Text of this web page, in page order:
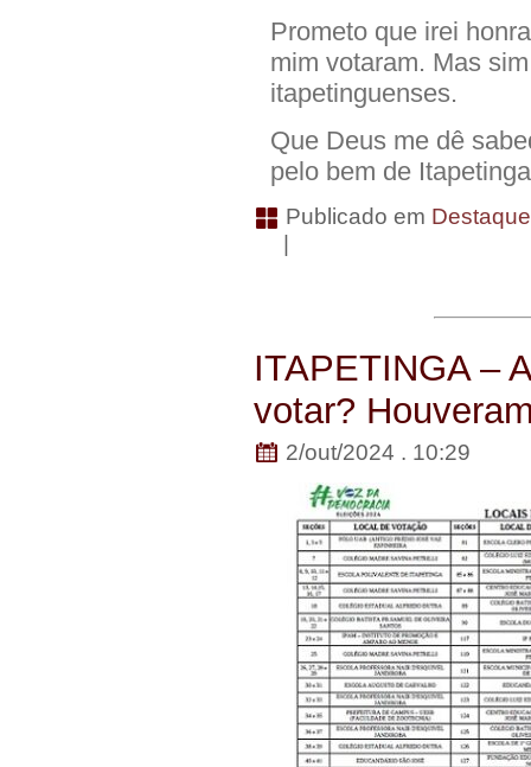
Prometo que irei
mim votaram. Mas
itapetinguenses.
Que Deus me dê
pelo bem de
Publicado em
ITAPETINGA –
votar?
2/out/2024 . 10:29